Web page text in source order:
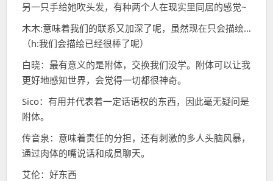
另一只手给她吹头发，有种两个人在现实里同居的感觉~
木木:意味着我们的联系又加深了呢，虽然现在只会描绘…
（h:我们会描绘已经很棒了呢）
白晓：最有意义的是附体，交换我们没学。附体可以让我
更好地感知世界，会觉得一切都很神奇。
Sico：有用并代表着一定话语权的东西，因此毫无疑问是
附体。
传音泉：意味着责任的分担，还有刺激的多人头脑风暴，
通过肉体的嘴说话和成员聊天。
艾伦：好东西